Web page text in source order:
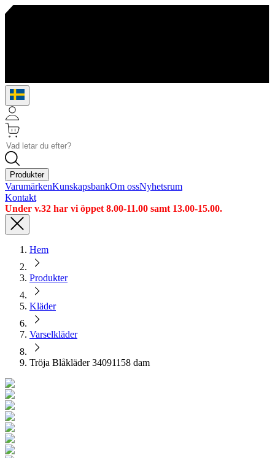
Produkter
VarumärkenKunskapsbankOm ossNyhetsrum
Kontakt
Under v.32 har vi öppet 8.00-11.00 samt 13.00-15.00.
Hem
Produkter
Kläder
Varselkläder
Tröja Blåkläder 34091158 dam